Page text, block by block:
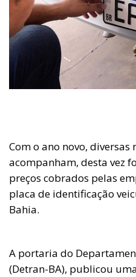
Com o ano novo, diversas
acompanham, desta vez
preços cobrados pelas
placa de identificação
Bahia.
A portaria do
(Detran-BA), publicou